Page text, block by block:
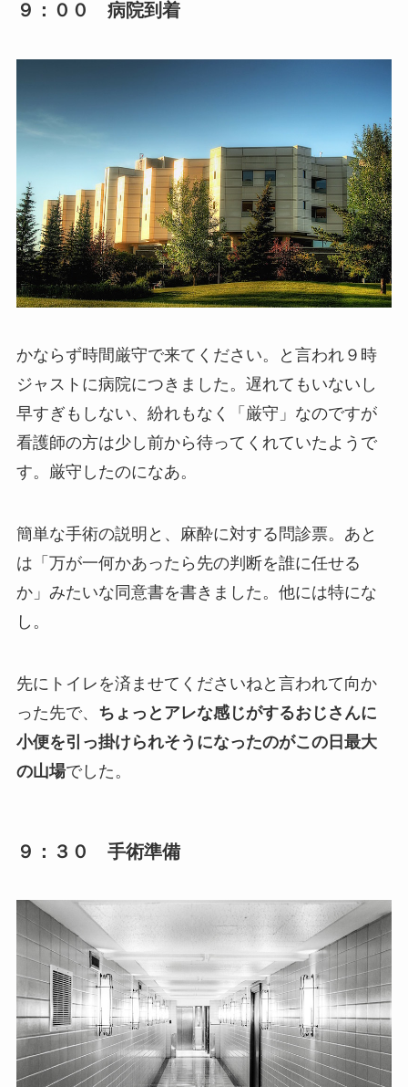
９：００ 病院到着
かならず時間厳守で来てください。と言われ９時
ジャストに病院につきました。遅れてもいないし
早すぎもしない、紛れもなく「厳守」なのですが
看護師の方は少し前から待ってくれていたようで
す。厳守したのになあ。
簡単な手術の説明と、麻酔に対する問診票。あと
は「万が一何かあったら先の判断を誰に任せる
か」みたいな同意書を書きました。他には特にな
し。
先にトイレを済ませてくださいねと言われて向か
った先で、 ちょっとアレな感じがするおじさんに
小便を引っ掛けられそうになったのがこの日最大
の山場でした。
９：３０ 手術準備